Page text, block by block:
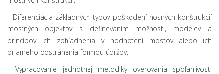
- Diferenciácia základných typov poškodení nosných konštrukcií
mostných objektov s definovaním možnosti, modelov a
princípov ich zohľadnenia v hodnotení mostov alebo ich
priameho odstránenia formou údržby;
- Vypracovanie jednotnej metodiky overovania spoľahlivosti